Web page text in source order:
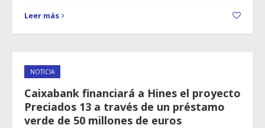
Leer más
NOTICIA
Caixabank financiará a Hines el proyecto
Preciados 13 a través de un préstamo
verde de 50 millones de euros